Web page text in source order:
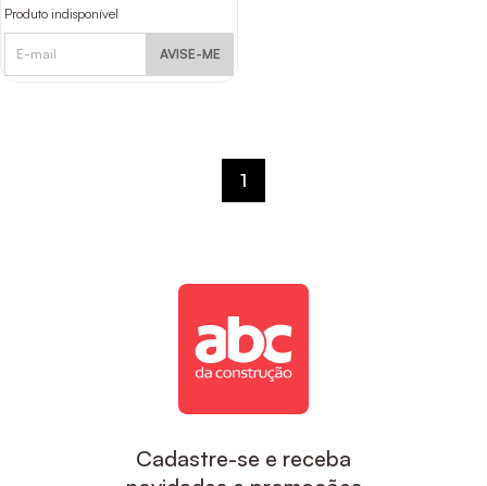
Produto indisponível
AVISE-ME
1
Cadastre-se e receba